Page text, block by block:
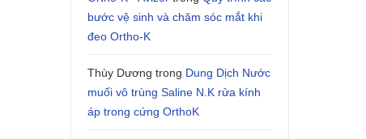
bước vệ sinh và chăm sóc mắt khi
đeo Ortho-K
Thùy Dương trong Dung Dịch Nước
muối vô trùng Saline N.K rửa kính
áp trong cứng OrthoK